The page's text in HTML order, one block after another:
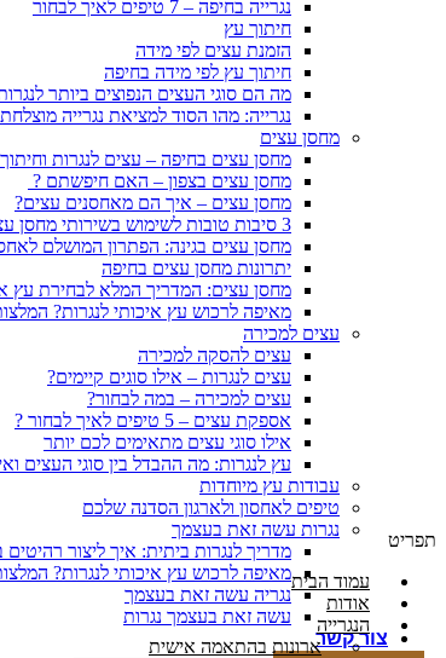
נגרייה בחיפה – 7 טיפים לאיך לבחור
חיתוך עץ
הזמנת עצים לפי מידה
חיתוך עץ לפי מידה בחיפה
מה הם סוגי העצים הנפוצים ביותר
נגרייה: מהו הסוד למציאת נגרייה
מחסן עצים
מחסן עצים בחיפה – עצים לנגרות
מחסן עצים בצפון – האם חיפשתם ?
מחסן עצים – איך הם מאחסנים עצים?
3 סיבות טובות לשימוש בשירותי מחסן עצים
מחסן עצים בגינה: הפתרון המושלם
יתרונות מחסן עצים בחיפה
מחסן עצים: המדריך המלא לבחירת עץ
מאיפה לרכוש עץ איכותי לנגרות?
עצים למכירה
עצים להסקה למכירה
עצים לנגרות – אילו סוגים קיימים?
עצים למכירה – במה לבחור?
אספקת עצים – 5 טיפים לאיך לבחור ?
אילו סוגי עצים מתאימים לכם יותר
עץ לנגרות: מה ההבדל בין סוגי העצים
עבודות עץ מיוחדות
טיפים לאחסון ולארגון הסדנה שלכם
נגרות עשה זאת בעצמך
מדריך לנגרות ביתית: איך ליצור
מאיפה לרכוש עץ איכותי לנגרות?
נגריה עשה זאת בעצמך
עשה זאת בעצמך נגרות
צור קשר
תפריט
עמוד הבית
אודות
הנגרייה
ארונות בהתאמה אישית